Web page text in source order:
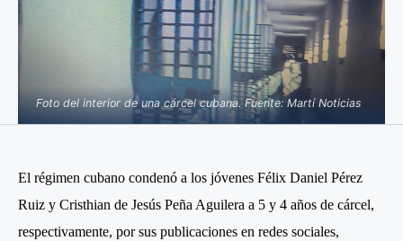
Foto del interior de una cárcel cubana. Fuente: Martí Noticias
El régimen cubano condenó a los jóvenes Félix Daniel Pérez
Ruiz y Cristhian de Jesús Peña Aguilera a 5 y 4 años de cárcel,
respectivamente, por sus publicaciones en redes sociales,